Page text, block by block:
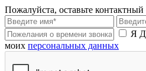
Пожалуйста, оставьте контактный
Я
моих персональных данных